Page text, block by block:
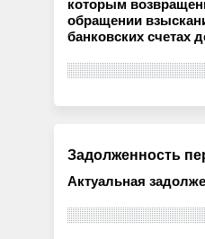
которым
обращении
банковских счетах
Задолженность
Актуальная